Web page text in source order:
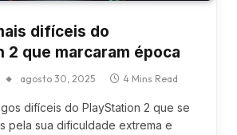
difíceis do
2 que marcaram época
agosto 30, 2025 4 Mins Read
difíceis do PlayStation 2 que se
pela sua dificuldade extrema e